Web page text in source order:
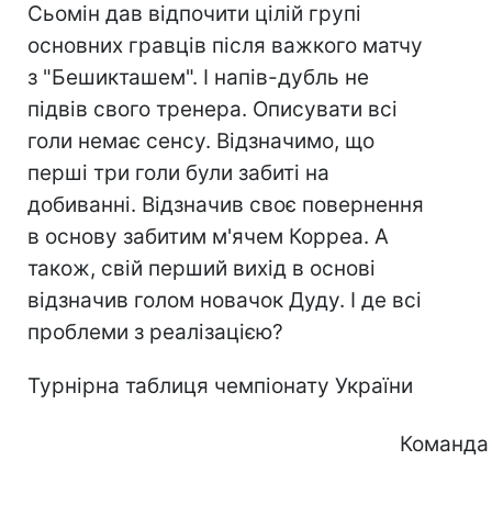
Сьомін дав відпочити цілій групі
основних гравців після важкого матчу
з "Бешикташем". І напів-дубль не
підвів свого тренера. Описувати всі
голи немає сенсу. Відзначимо, що
перші три голи були забиті на
добиванні. Відзначив своє повернення
в основу забитим м'ячем Корреа. А
також, свій перший вихід в основі
відзначив голом новачок Дуду. І де всі
проблеми з реалізацією?
Турнірна таблиця чемпіонату України
Команда